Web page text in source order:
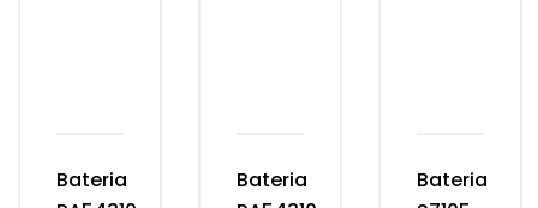
Bateria
Bateria
Bateria